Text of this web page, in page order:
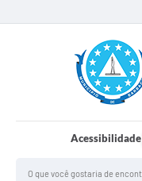
Acessibilidade